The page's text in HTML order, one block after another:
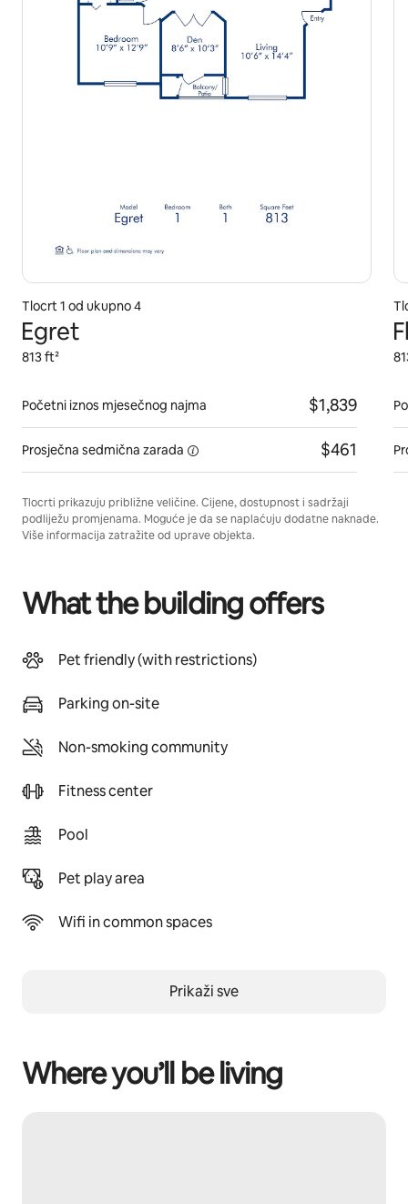
Tlocrt 1 od ukupno 4
Egret
813 ft²
Početni iznos mjesečnog najma $1,839
Prosječna sedmična zarada $461
Tlocrti prikazuju približne veličine. Cijene, dostupnost i sadržaji
podliježu promjenama. Moguće je da se naplaćuju dodatne naknade.
Više informacija zatražite od uprave objekta.
What the building offers
Pet friendly (with restrictions)
Parking on-site
Non-smoking community
Fitness center
Pool
Pet play area
Wifi in common spaces
Prikaži sve
Where you’ll be living